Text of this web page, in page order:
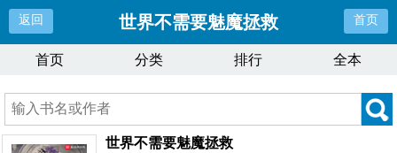
返回 世界不需要魅魔拯救 首页
首页 分类 排行 全本
世界不需要魅魔拯救